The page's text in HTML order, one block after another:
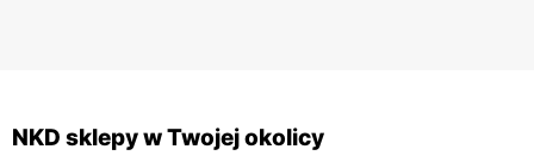
NKD sklepy w Twojej okolicy